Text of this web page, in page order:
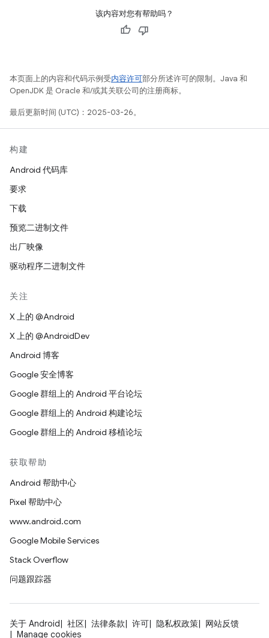
该内容对您有帮助吗？
本页面上的内容和代码示例受内容许可部分所述许可的限制。Java 和
OpenJDK 是 Oracle 和/或其关联公司的注册商标。
最后更新时间 (UTC)：2025-03-26。
构建
Android 代码库
要求
下载
预览二进制文件
出厂映像
驱动程序二进制文件
关注
X 上的 @Android
X 上的 @AndroidDev
Android 博客
Google 安全博客
Google 群组上的 Android 平台论坛
Google 群组上的 Android 构建论坛
Google 群组上的 Android 移植论坛
获取帮助
Android 帮助中心
Pixel 帮助中心
www.android.com
Google Mobile Services
Stack Overflow
问题跟踪器
关于 Android 社区 法律条款 许可 隐私权政策
网站反馈
Manage cookies